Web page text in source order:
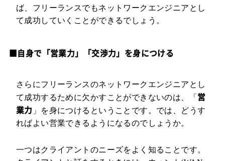
ば、フリーランスでもネットワークエンジニアとし
て成功していくことができるでしょう。
■自身で「営業力」「交渉力」を身につける
さらにフリーランスのネットワークエンジニアとし
て成功するために欠かすことができないのは、「 営
業力 」を身につけるということです。では、どうす
ればよい営業できるようになるのでしょうか。
一つはクライアントのニーズをよく知ることです。